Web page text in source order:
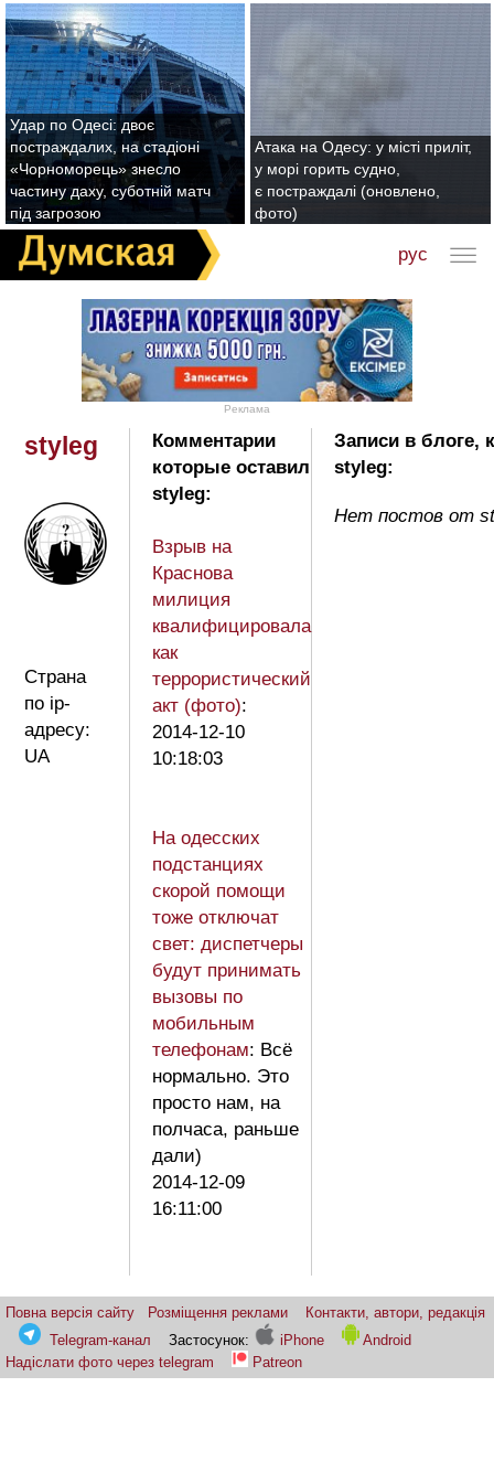
Удар по Одесі: двоє
постраждалих, на стадіоні
«Чорноморець» знесло
частину даху, суботній матч
під загрозою
Атака на Одесу: у місті приліт,
у морі горить судно,
є постраждалі (оновлено,
фото)
рус
Реклама
styleg
Страна
по ip-
адресу:
UA
Комментарии
которые оставил
styleg:
Взрыв на
Краснова
милиция
квалифицировала
как
террористический
акт (фото):
2014-12-10
10:18:03
На одесских
подстанциях
скорой помощи
тоже отключат
свет: диспетчеры
будут принимать
вызовы по
мобильным
телефонам: Всё
нормально. Это
просто нам, на
полчаса, раньше
дали)
2014-12-09
16:11:00
Записи в блоге,
styleg:
Нет постов от
Повна версія сайту Розміщення реклами
Контакти, автори, редакція
Telegram-канал
Застосунок: iPhone
Android
Надіслати фото через telegram
Patreon